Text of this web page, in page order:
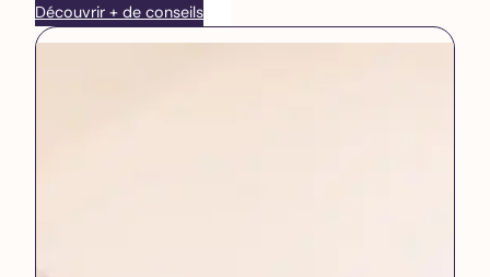
Découvrir + de conseils